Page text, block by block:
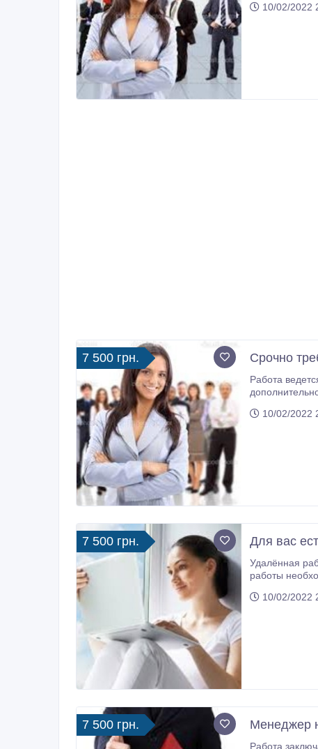
10/02/2022
7 500 грн. Cрочно
Работа
дополнительного заработка.
желающих на
10/02/2022
7 500 грн. Для вас
Удалённая работа для активных, позитивных,
работы необходим компьютер, интернет. Работа дома
10/02/2022
7 500 грн. Мeнeджep
Работа заключается в оказании информационно-рекламных услуг в